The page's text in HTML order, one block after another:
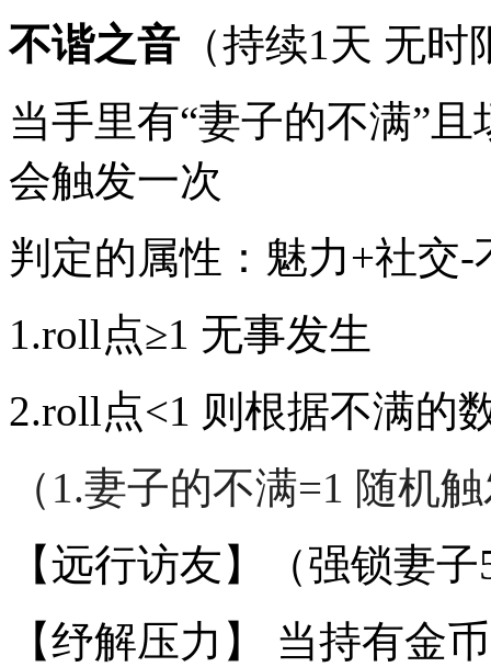
不谐之音 （持续1天 无时
当手里有“妻子的不满”
会触发一次
判定的属性：魅力+社交
1.roll点≥1 无事发生
2.roll点<1 则根据不满的
（1.妻子的不满=1 随机
【远行访友】（强锁妻
【纾解压力】 当持有金